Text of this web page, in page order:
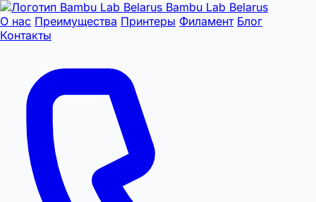
Bambu Lab Belarus
О нас Преимущества Принтеры Филамент Блог
Контакты